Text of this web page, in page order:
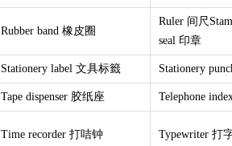
Rubber band 橡皮圈
Ruler 间尺
seal 印章
Stationery label 文具标籤 Stationery
Tape dispenser 胶纸座 Telephone
Time recorder 打咭钟 Typewriter 打